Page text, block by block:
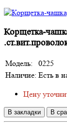
Корщетка-
Модель:
0225
Наличие: Есть в
Цену
В закладки В